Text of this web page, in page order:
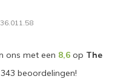
36.011.58
ons met een 8,6op The
343 beoordelingen!